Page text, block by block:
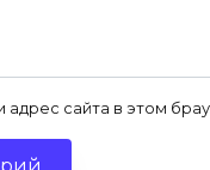
адрес сайта в этом